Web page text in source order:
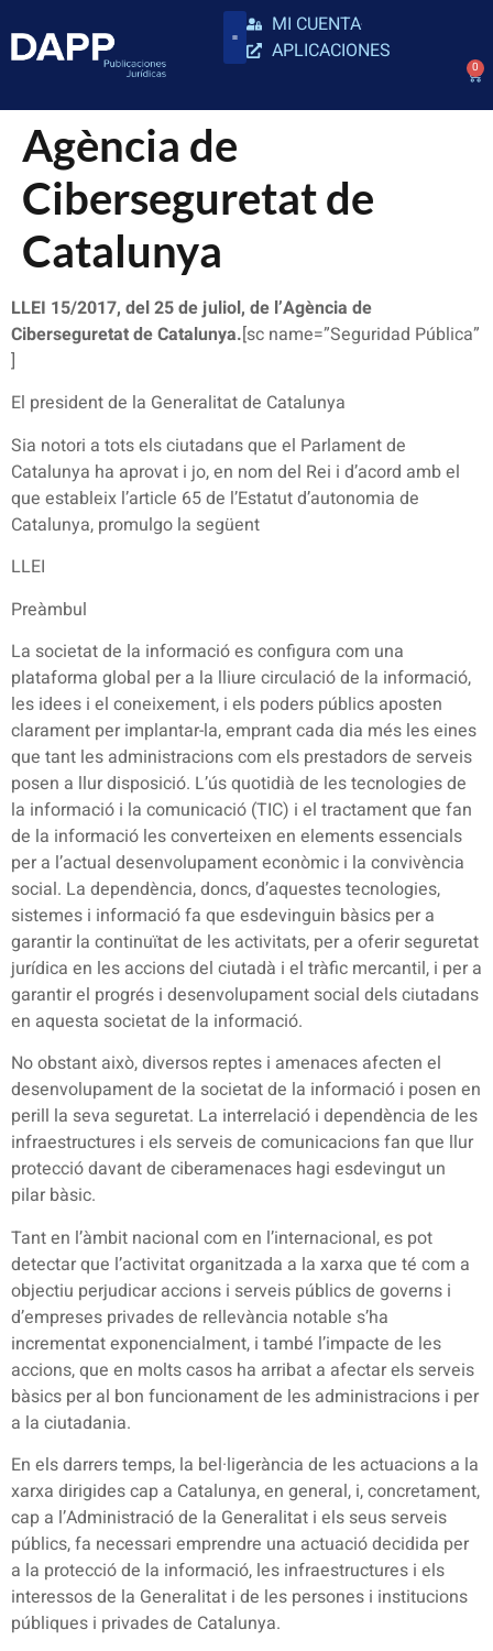
MI CUENTA
APLICACIONES
0
Agència de
Ciberseguretat de
Catalunya
LLEI 15/2017, del 25 de juliol, de l’Agència de
Ciberseguretat de Catalunya.[sc name=”Seguridad Pública”
]
El president de la Generalitat de Catalunya
Sia notori a tots els ciutadans que el Parlament de
Catalunya ha aprovat i jo, en nom del Rei i d’acord amb el
que estableix l’article 65 de l’Estatut d’autonomia de
Catalunya, promulgo la següent
LLEI
Preàmbul
La societat de la informació es configura com una
plataforma global per a la lliure circulació de la informació,
les idees i el coneixement, i els poders públics aposten
clarament per implantar-la, emprant cada dia més les eines
que tant les administracions com els prestadors de serveis
posen a llur disposició. L’ús quotidià de les tecnologies de
la informació i la comunicació (TIC) i el tractament que fan
de la informació les converteixen en elements essencials
per a l’actual desenvolupament econòmic i la convivència
social. La dependència, doncs, d’aquestes tecnologies,
sistemes i informació fa que esdevinguin bàsics per a
garantir la continuïtat de les activitats, per a oferir seguretat
jurídica en les accions del ciutadà i el tràfic mercantil, i per a
garantir el progrés i desenvolupament social dels ciutadans
en aquesta societat de la informació.
No obstant això, diversos reptes i amenaces afecten el
desenvolupament de la societat de la informació i posen en
perill la seva seguretat. La interrelació i dependència de les
infraestructures i els serveis de comunicacions fan que llur
protecció davant de ciberamenaces hagi esdevingut un
pilar bàsic.
Tant en l’àmbit nacional com en l’internacional, es pot
detectar que l’activitat organitzada a la xarxa que té com a
objectiu perjudicar accions i serveis públics de governs i
d’empreses privades de rellevància notable s’ha
incrementat exponencialment, i també l’impacte de les
accions, que en molts casos ha arribat a afectar els serveis
bàsics per al bon funcionament de les administracions i per
a la ciutadania.
En els darrers temps, la bel·ligerància de les actuacions a la
xarxa dirigides cap a Catalunya, en general, i, concretament,
cap a l’Administració de la Generalitat i els seus serveis
públics, fa necessari emprendre una actuació decidida per
a la protecció de la informació, les infraestructures i els
interessos de la Generalitat i de les persones i institucions
públiques i privades de Catalunya.